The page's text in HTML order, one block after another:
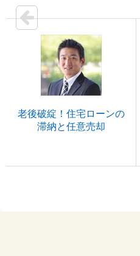
老後破綻！住宅ローンの
滞納と任意売却